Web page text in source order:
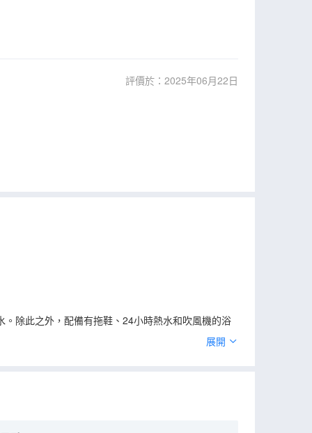
評價於：2025年06月22日
除此之外，配備有拖鞋、24小時熱水和吹風機的浴
展開